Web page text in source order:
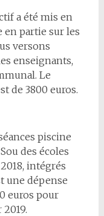
a été mis en
en partie sur les
versons
enseignants,
Le
de 3800 euros.
piscine
des écoles
intégrés
une dépense
euros pour